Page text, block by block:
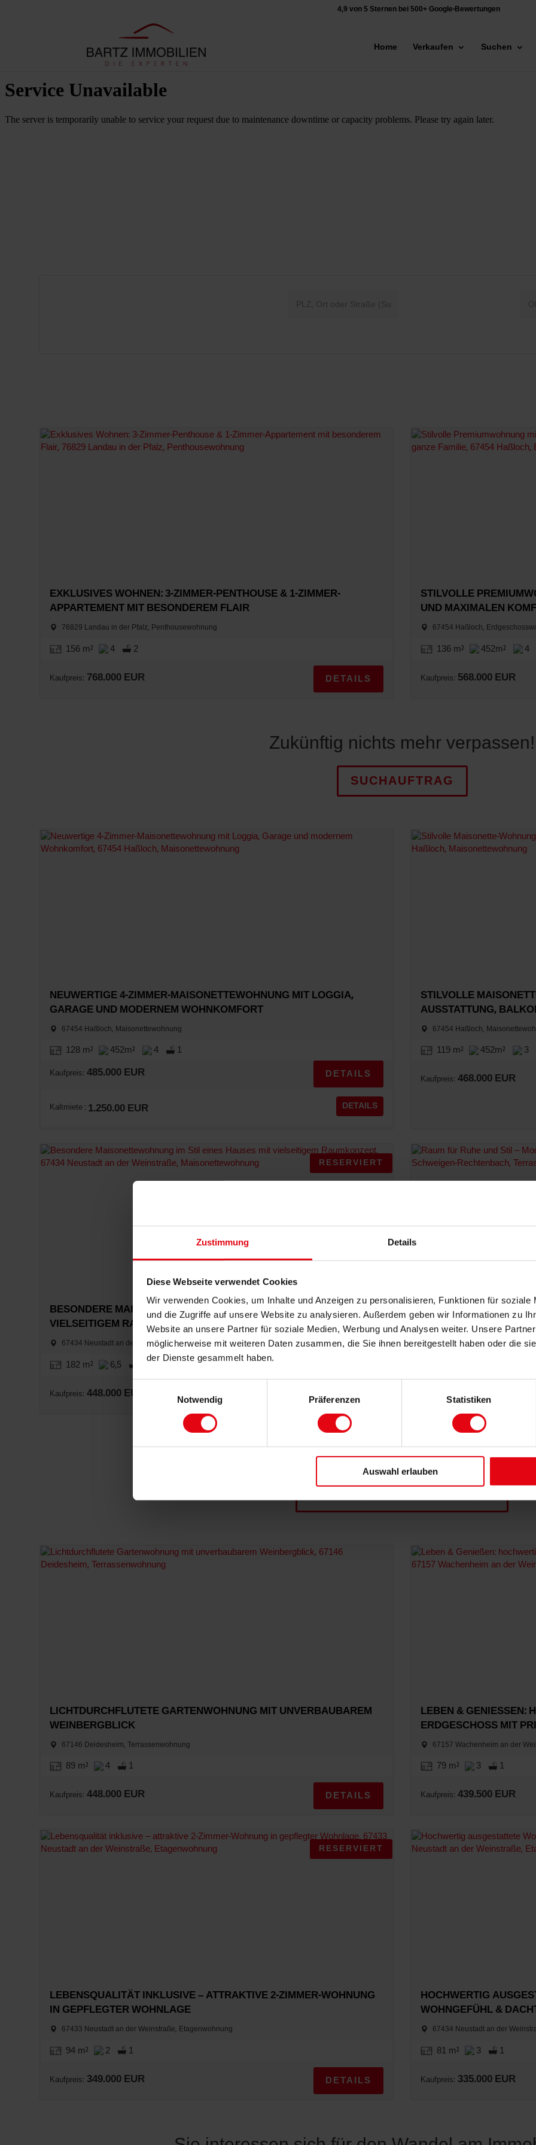
Zustimmung Details
Diese Webseite verwendet Cookies
Wir verwenden Cookies, um Inhalte und Anzeigen zu personalisieren, Funktionen für soziale
und die Zugriffe auf unsere Website zu analysieren. Außerdem geben wir Informationen zu
Website an unsere Partner für soziale Medien, Werbung und Analysen weiter. Unsere
möglicherweise mit weiteren Daten zusammen, die Sie ihnen bereitgestellt haben oder die
der Dienste gesammelt haben.
Notwendig
Präferenzen Statistiken
Auswahl erlauben
4,9 von 5 Sternen bei 500+ Google-Bewertungen
Home Verkaufen Suchen
EXKLUSIVES WOHNEN: 3-ZIMMER-PENTHOUSE & 1-ZIMMER-
APPARTEMENT MIT BESONDEREM FLAIR
76829 Landau in der Pfalz, Penthousewohnung
156 m² 4 2
Kaufpreis: 768.000 EUR DETAILS
STILVOLLE
UND MAXIMALEN
67454 Haßloch,
136 m² 452m² 4
Kaufpreis: 568.000 EUR
Zukünftig nichts mehr verpassen!
SUCHAUFTRAG
NEUWERTIGE 4-ZIMMER-MAISONETTEWOHNUNG MIT LOGGIA,
GARAGE UND MODERNEM WOHNKOMFORT
67454 Haßloch, Maisonettewohnung
128 m² 452m² 4 1
Kaufpreis: 485.000 EUR DETAILS
Kaltmiete : 1.250.00 EUR DETAILS
STILVOLLE
AUSSTATTUNG,
67454 Haßloch,
119 m² 452m² 3
Kaufpreis: 468.000 EUR
RESERVIERT
BESONDERE MAISONETTEWOHNUNG IM STIL EINES HAUSES MIT
VIELSEITIGEM RAUMKONZEPT
67434 Neustadt an der Weinstraße, Maisonettewohnung
182 m² 6,5
Kaufpreis: 448.000 EUR DETAILS
RAUM FÜR RUHE UND
PRIVATEM GARTEN
76889 Schweigen-
448.000 EUR
Was ist Ihre Immobilie wert?
LICHTDURCHFLUTETE GARTENWOHNUNG MIT UNVERBAUBAREM
WEINBERGBLICK
67146 Deidesheim, Terrassenwohnung
89 m² 4 1
Kaufpreis: 448.000 EUR DETAILS
LEBEN & GENIESSEN:
RDGESCHOSS MIT
67157 Wachenheim an der
79 m² 3 1
Kaufpreis: 439.500 EUR
RESERVIERT
LEBENSQUALITÄT INKLUSIVE – ATTRAKTIVE 2-ZIMMER-WOHNUNG
IN GEPFLEGTER WOHNLAGE
67433 Neustadt an der Weinstraße, Etagenwohnung
94 m² 2 1
Kaufpreis: 349.000 EUR DETAILS
HOCHWERTIG
WOHNGEFÜHL &
67434 Neustadt an der
81 m² 3 1
Kaufpreis: 335.000 EUR